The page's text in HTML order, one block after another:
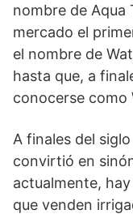
nombre de Aqua
mercado el
el nombre de
hasta que, a
conocerse como
A finales del
convirtió en
actualmente,
que venden